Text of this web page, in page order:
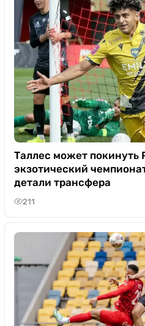
Таллес может покинуть
экзотический
детали трансфера
211